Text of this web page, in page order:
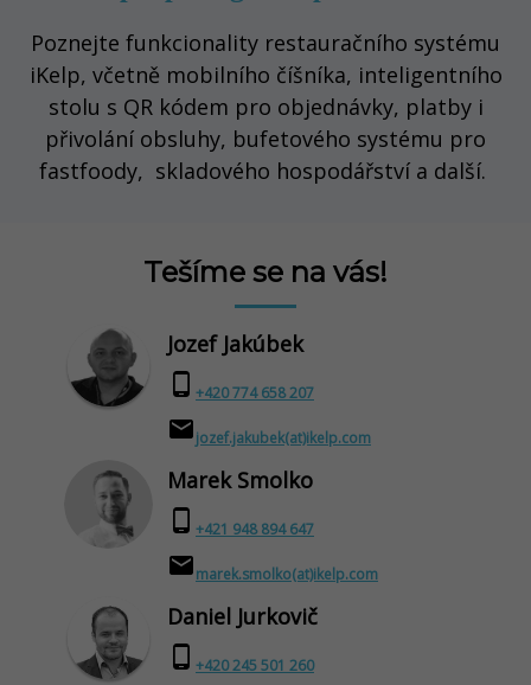
Poznejte funkcionality restauračního systému
iKelp, včetně mobilního číšníka, inteligentního
stolu s QR kódem pro objednávky, platby i
přivolání obsluhy, bufetového systému pro
fastfoody, skladového hospodářství a další.
Tešíme se na vás!
Jozef Jakúbek
phone_android +420 774 658 207
emailjozef.jakubek(at)ikelp.com
Marek Smolko
phone_android +421 948 894 647
emailmarek.smolko(at)ikelp.com
Daniel Jurkovič
phone_android +420 245 501 260